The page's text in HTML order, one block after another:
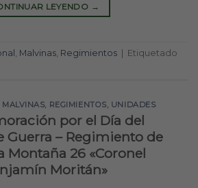
LEYENDO →
, Malvinas, Regimientos
Etiquetado
MALVINAS REGIMIENTOS UNIDADES
por el Día del
Guerra – Regimiento de
Montaña 26 «Coronel
Moritán»